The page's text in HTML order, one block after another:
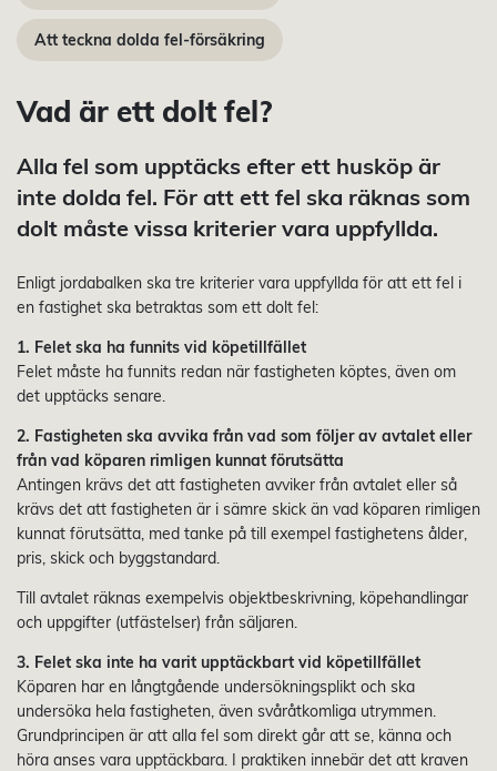
Att teckna dolda fel-försäkring
Vad är ett dolt fel?
Alla fel som upptäcks efter ett husköp är
inte dolda fel. För att ett fel ska räknas som
dolt måste vissa kriterier vara uppfyllda.
Enligt jordabalken ska tre kriterier vara uppfyllda för att ett fel i
en fastighet ska betraktas som ett dolt fel:
1. Felet ska ha funnits vid köpetillfället
Felet måste ha funnits redan när fastigheten köptes, även om
det upptäcks senare.
2. Fastigheten ska avvika från vad som följer av avtalet eller
från vad köparen rimligen kunnat förutsätta
Antingen krävs det att fastigheten avviker från avtalet eller så
krävs det att fastigheten är i sämre skick än vad köparen rimligen
kunnat förutsätta, med tanke på till exempel fastighetens ålder,
pris, skick och byggstandard.
Till avtalet räknas exempelvis objektbeskrivning, köpehandlingar
och uppgifter (utfästelser) från säljaren.
3. Felet ska inte ha varit upptäckbart vid köpetillfället
Köparen har en långtgående undersökningsplikt och ska
undersöka hela fastigheten, även svåråtkomliga utrymmen.
Grundprincipen är att alla fel som direkt går att se, känna och
höra anses vara upptäckbara. I praktiken innebär det att kraven